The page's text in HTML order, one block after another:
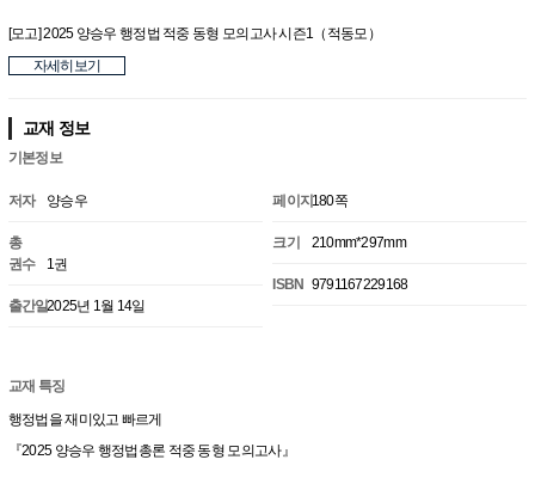
[모고] 2025 양승우 행정법 적중 동형 모의고사 시즌1（적동모）
자세히보기
교재 정보
기본정보
저자 양승우
총
권수
1권
출간일2025년 1월 14일
페이지180쪽
크기 210mm*297mm
ISBN 9791167229168
교재 특징
행정법을 재미있고 빠르게
『2025 양승우 행정법총론 적중 동형 모의고사』